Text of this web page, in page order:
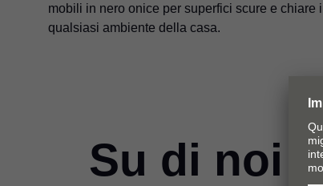
mobili in nero onice per superfici scure e chiare
qualsiasi ambiente della casa.
Su di noi